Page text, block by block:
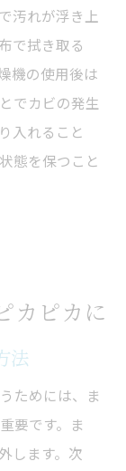
汚れが浮き上
で拭き取る
機の使用後は
でカビの発生
入れること
態を保つこと
カピカに
法
ためには、ま
要です。ま
します。次